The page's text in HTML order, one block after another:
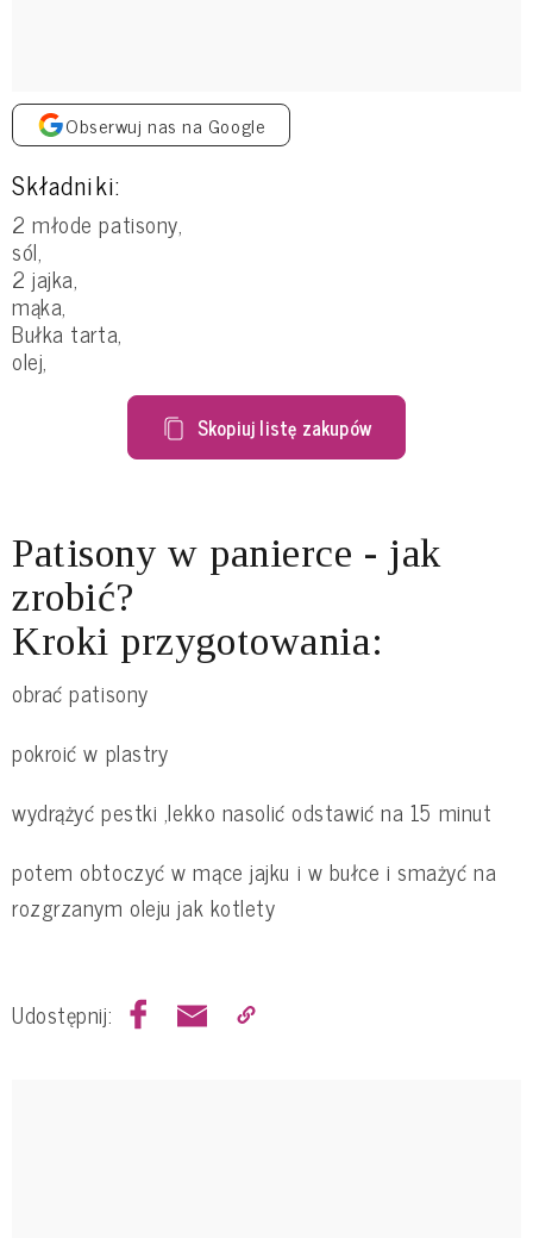
Obserwuj nas na Google
Składniki:
2 młode patisony,
sól,
2 jajka,
mąka,
Bułka tarta,
olej,
Skopiuj listę zakupów
Patisony w panierce - jak
zrobić?
Kroki przygotowania:
obrać patisony
pokroić w plastry
wydrążyć pestki ,lekko nasolić odstawić na 15 minut
potem obtoczyć w mące jajku i w bułce i smażyć na
rozgrzanym oleju jak kotlety
Udostępnij: